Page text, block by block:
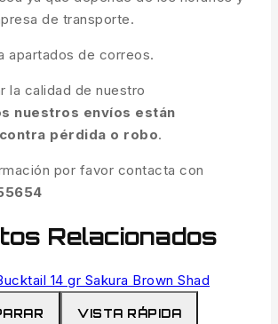
de transporte.
apartados de correos.
la calidad de nuestro
nuestros envíos están
pérdida o robo.
por favor contacta con
Relacionados
VISTA RÁPIDA